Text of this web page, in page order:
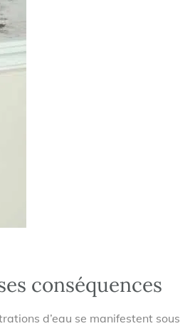
conséquences
d’eau se manifestent sous